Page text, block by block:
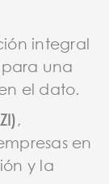
integral
una
el dato.
,
en
y la